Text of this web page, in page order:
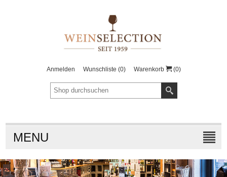
Anmelden Wunschliste (0) Warenkorb (0)
MENU